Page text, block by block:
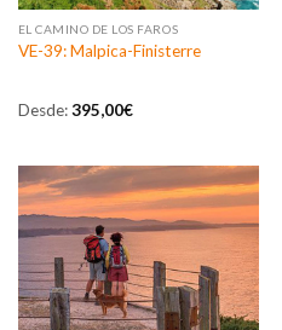
EL CAMINO DE LOS FAROS
VE-39: Malpica-Finisterre
Desde:395,00€